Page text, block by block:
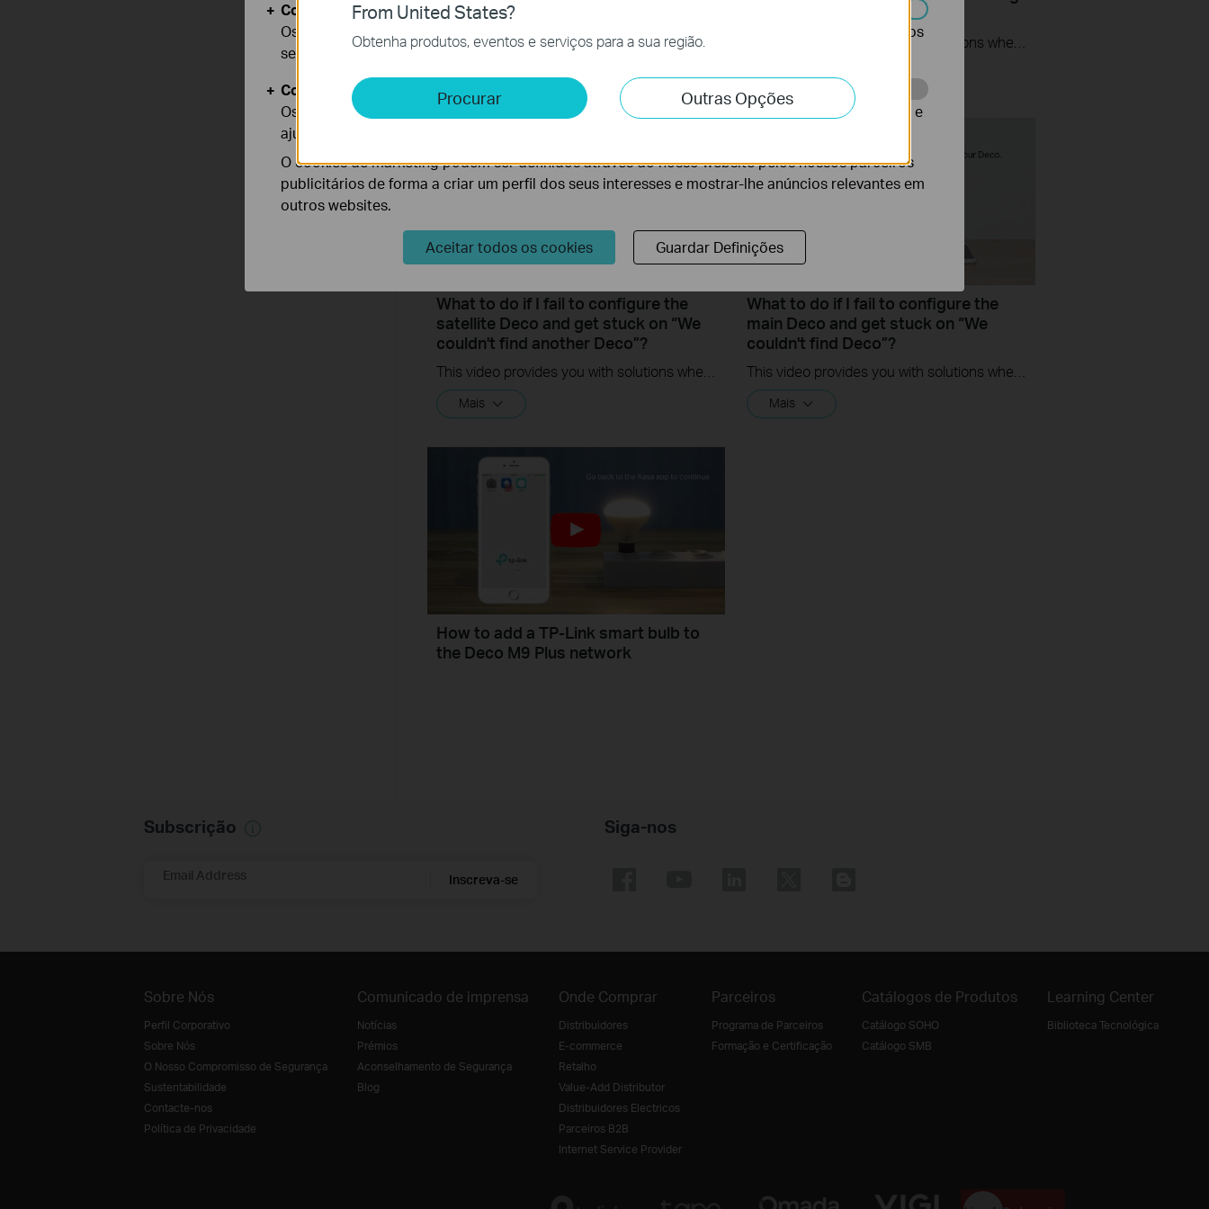
What to do if I fail to configure the
satellite Deco and get stuck on “We
couldn't find another Deco”?
Mais
What to do if I fail to configure the
main Deco and get stuck on “We
couldn't find Deco”?
Mais
How to add a TP-Link smart bulb to
the Deco M9 Plus network
Subscrição
Email Address Inscreva-se
Siga-nos
Sobre Nós
Perfil Corporativo
Sobre Nós
O Nosso Compromisso de Segurança
Sustentabilidade
Contacte-nos
Política de Privacidade
Comunicado de imprensa
Notícias
Prémios
Aconselhamento de Segurança
Blog
Onde Comprar
Distribuidores
E-commerce
Retalho
Value-Add Distributor
Distribuidores Electricos
Parceiros B2B
Internet Service Provider
Parceiros
Programa de Parceiros
Formação e Certificação
Catálogos de Produtos
Catálogo SOHO
Catálogo SMB
Learning Center
Biblioteca Tecnológica
From United States?
Obtenha produtos, eventos e serviços para a sua região.
Procurar Outras Opções
Cookies Básicos
Os cookies são necessários para o funcionamento do website e não podem ser desativados nos
seus sistemas.
Cookies de Análise e Marketing
Os cookies de analise permite-nos analisar as suas atividades no nosso website para melhorar e
ajustar a funcionalidade do nosso website.
O cookies de marketing podem ser definidos através do nosso website pelos nossos parceiros
publicitários de forma a criar um perfil dos seus interesses e mostrar-lhe anúncios relevantes em
outros websites.
Aceitar todos os cookies Guardar Definições